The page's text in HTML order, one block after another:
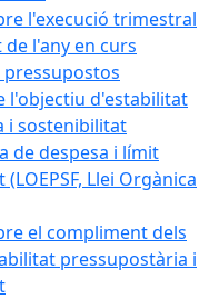
l'execució trimestral
l'any en curs
l'objectiu d'estabilitat
i sostenibilitat
de despesa i límit
Llei Orgànica
el compliment dels
pressupostària i